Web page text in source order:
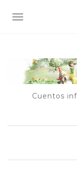
ALTERNAR
Cuentos